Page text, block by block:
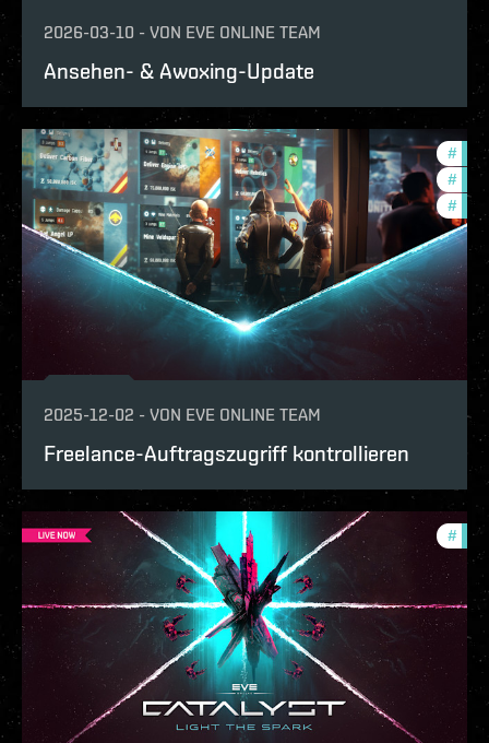
2026-03-10 - VON EVE ONLINE TEAM
Ansehen- & Awoxing-Update
#
#
#
2025-12-02 - VON EVE ONLINE TEAM
Freelance-Auftragszugriff kontrollieren
#